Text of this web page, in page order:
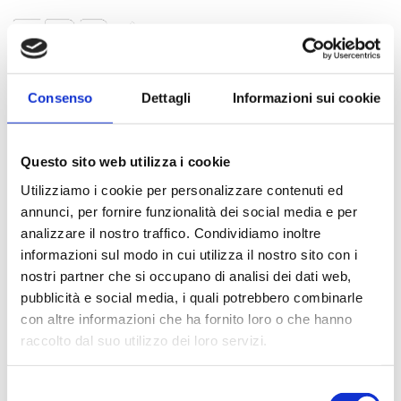
Consenso Dettagli Informazioni sui cookie
Questo sito web utilizza i cookie
Utilizziamo i cookie per personalizzare contenuti ed
annunci, per fornire funzionalità dei social media e per
analizzare il nostro traffico. Condividiamo inoltre
informazioni sul modo in cui utilizza il nostro sito con i
nostri partner che si occupano di analisi dei dati web,
pubblicità e social media, i quali potrebbero combinarle
con altre informazioni che ha fornito loro o che hanno
raccolto dal suo utilizzo dei loro servizi.
OHLINS DH 38 2023
La regina della performance in discesa, con il suo sistema Twin
tube che separa realmente il flusso dell'olio in compressione e
ritorno e le sue tre camere d'aria sovrapposte per un controllo